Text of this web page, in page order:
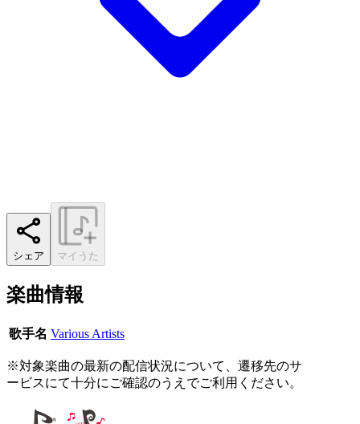
シェア マイうた
楽曲情報
歌手名 Various Artists
※対象楽曲の最新の配信状況について、遷移先のサ
ービスにて十分にご確認のうえでご利用ください。